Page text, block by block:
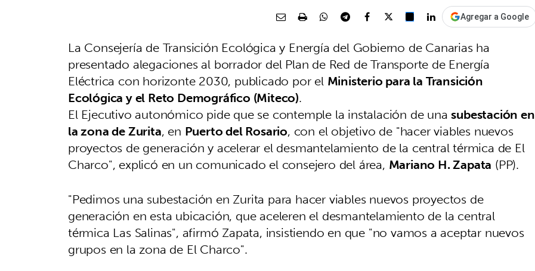
Agregar a Google
La Consejería de Transición Ecológica y Energía del Gobierno de Canarias ha
presentado alegaciones al borrador del Plan de Red de Transporte de Energía
Eléctrica con horizonte 2030, publicado por el Ministerio para la Transición
Ecológica y el Reto Demográfico (Miteco).
El Ejecutivo autonómico pide que se contemple la instalación de unasubestación en
la zona de Zurita, en Puerto del Rosario, con el objetivo de "hacer viables nuevos
proyectos de generación y acelerar el desmantelamiento de la central térmica de El
Charco", explicó en un comunicado el consejero del área, Mariano H. Zapata (PP).
"Pedimos una subestación en Zurita para hacer viables nuevos proyectos de
generación en esta ubicación, que aceleren el desmantelamiento de la central
térmica Las Salinas", afirmó Zapata, insistiendo en que "no vamos a aceptar nuevos
grupos en la zona de El Charco".